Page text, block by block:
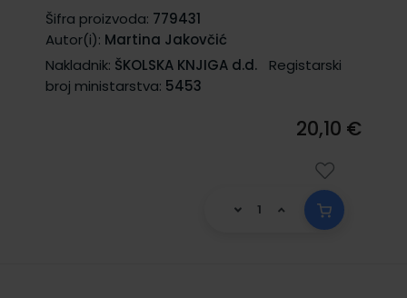
Šifra proizvoda: 779431
Autor(i): Martina Jakovčić
Nakladnik: ŠKOLSKA KNJIGA d.d.
Registarski
broj ministarstva: 5453
20,10 €